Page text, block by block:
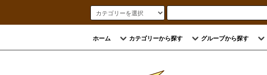
ホーム カテゴリーから探す グループから探す